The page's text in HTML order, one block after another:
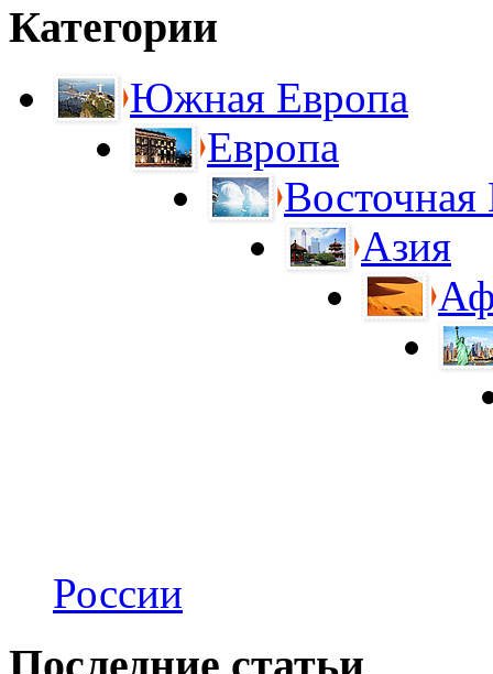
Категории
Южная Европа
Европа
Восточная
Азия
России